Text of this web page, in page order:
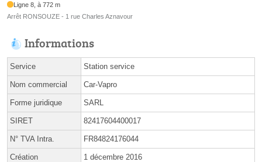
Ligne 8, à 772 m
Arrêt RONSOUZE - 1 rue Charles Aznavour
Informations
Service Station service
Nom commercial Car-Vapro
Forme juridique SARL
SIRET 82417604400017
N° TVA Intra. FR84824176044
Création 1 décembre 2016